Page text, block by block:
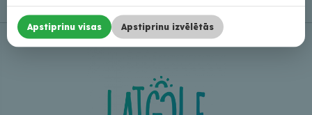
Apstiprinu visas Apstiprinu izvēlētās